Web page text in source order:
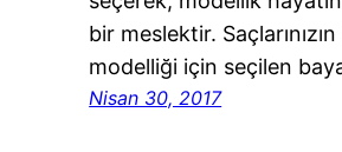
bir meslektir.
modelliği için seçilen
Nisan 30, 2017